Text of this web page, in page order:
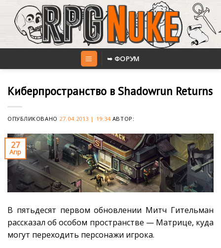
content
➥ ФОРУМ
Киберпространство в Shadowrun Returns
ОПУБЛИКОВАНО 27.04.2013 | 19:34АВТОР:
27
Апр
В пятьдесят первом обновлении Митч Гительман
рассказал об особом пространстве — Матрице, куда
могут переходить персонажи игрока.